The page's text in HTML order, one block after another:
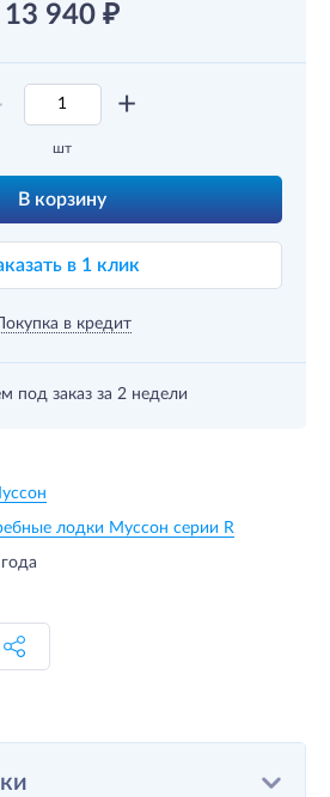
13 940 ₽
+
шт
В корзину
в 1 клик
Покупка в кредит
под заказ за 2 недели
лодки Муссон серии R